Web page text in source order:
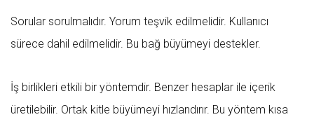
Sorular sorulmalıdır. Yorum teşvik edilmelidir. Kullanıcı
sürece dahil edilmelidir. Bu bağ büyümeyi destekler.
İş birlikleri etkili bir yöntemdir. Benzer hesaplar ile içerik
üretilebilir. Ortak kitle büyümeyi hızlandırır. Bu yöntem kısa